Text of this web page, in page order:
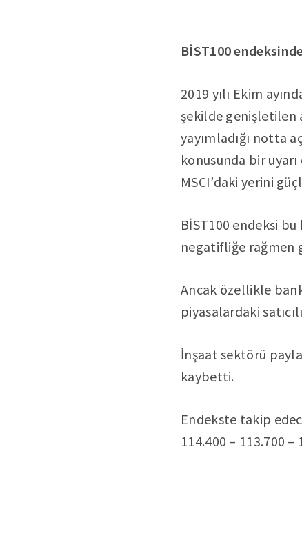
BİST100
2019 yılı Ekim
şekilde genişletilen
yayımladığı notta
konusunda bir
MSCI’daki yerini
BİST100 endeksi
negatifliğe rağmen
Ancak özellikle
piyasalardaki
İnşaat sektörü
kaybetti.
Endekste takip
114.400 – 113.700 –